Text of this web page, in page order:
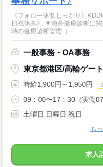
《フォロー体制しっかり》
日祝休み》 ▼海外健康診断に
時の健康診断管理（...
一般事務・OA事務
東京都港区/高輪ゲー
時給1,900円～1,950円
09：00〜17：30（実働
土曜日 日曜日 祝日
も
求人